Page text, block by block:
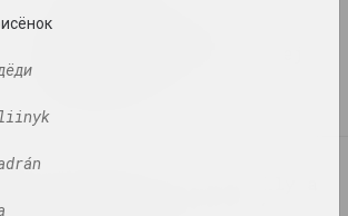
SAMASIEJ Festiwal